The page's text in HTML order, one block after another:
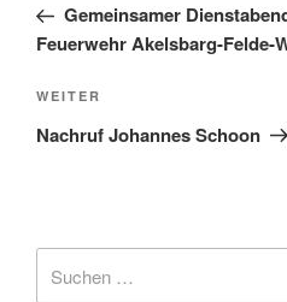
Gemeinsamer
Feuerwehr Akelsbarg-Felde-
WEITER
Nachruf Johannes Schoon